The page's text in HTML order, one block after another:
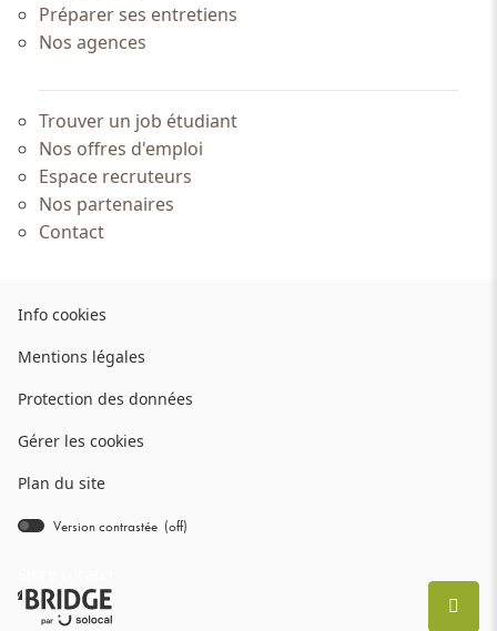
Préparer ses entretiens
Nos agences
Trouver un job étudiant
Nos offres d'emploi
Espace recruteurs
Nos partenaires
Contact
Info cookies
une
fenêtre)
Mentions légales
une
Protection des données
Gérer les cookies
Plan du site
Version contrastée (off)
(ouvre
dans